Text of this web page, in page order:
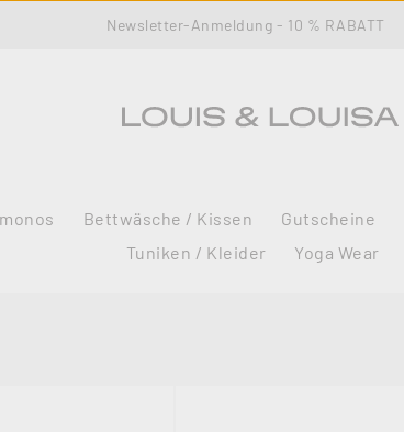
Newsletter-Anmeldung - 10 % RABATT
Bettwäsche / Kissen Gutscheine
Tuniken / Kleider
Yoga Wear